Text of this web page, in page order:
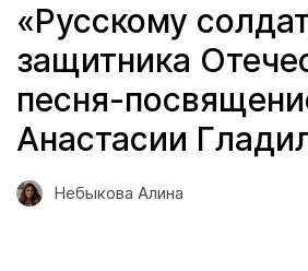
«Русскому
защитника
песня-
Анастасии
Небыкова Алина